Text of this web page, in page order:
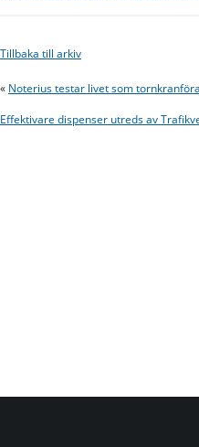
Tillbaka till arkiv
« Noterius testar livet som
Effektivare dispenser utreds av